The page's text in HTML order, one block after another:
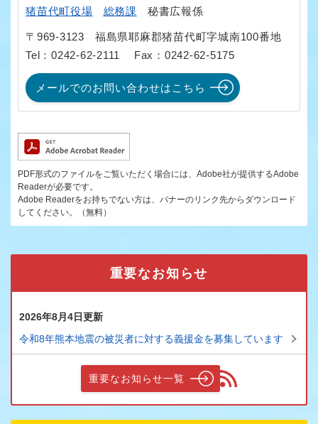
猪苗代町役場 総務課 秘書広報係
〒969-3123
福島県耶麻郡猪苗代町字城南100番地
Tel：0242-62-2111
Fax：0242-62-5175
メールでのお問い合わせはこちら
PDF形式のファイルをご覧いただく場合には、Adobe社が提供するAdobe
Readerが必要です。
Adobe Readerをお持ちでない方は、バナーのリンク先からダウンロード
してください。（無料）
重要なお知らせ
2026年8月4日更新
令和8年熊本地震の被災者に対する義援金を募集しています
重要なお知らせ一覧